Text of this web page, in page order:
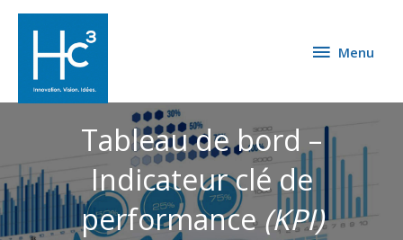
Menu
Tableau de bord –
Indicateur clé de
performance (KPI)